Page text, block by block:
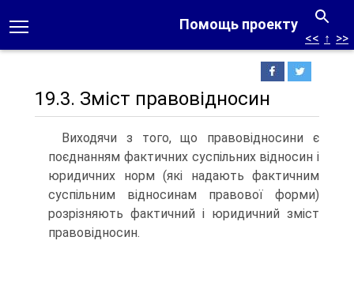
Помощь проекту
<< ↑ >>
19.3. Зміст правовідносин
Виходячи з того, що правовідносини є
поєднанням фактичних суспільних відносин і
юридичних норм (які надають фактичним
суспільним відносинам правової форми)
розрізняють фактичний і юридичний зміст
правовідносин.